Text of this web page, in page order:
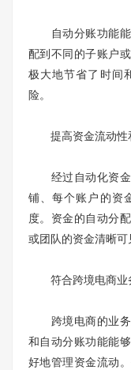
自动分账功能能
配到不同的子账户
极大地节省了时间
险。
提高资金流动性
经过自动化资金
铺、每个账户的资
度。资金的自动分
或团队的资金清晰可
符合跨境电商业
跨境电商的业务
和自动分账功能能
好地管理资金流动